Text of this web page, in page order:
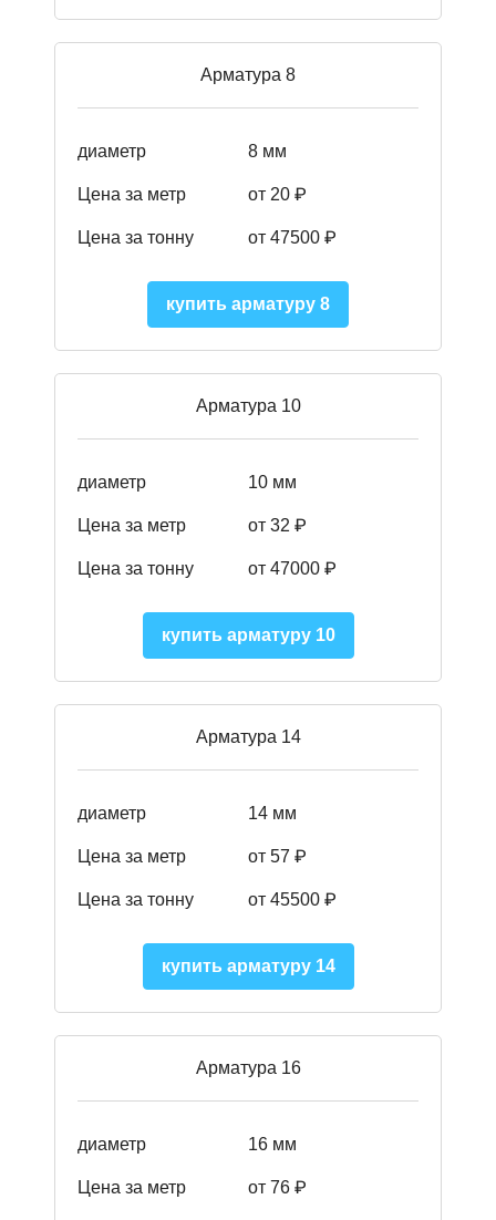
Арматура 8
диаметр 8 мм
Цена за метр от 20 ₽
Цена за тонну от 47500 ₽
купить арматуру 8
Арматура 10
диаметр 10 мм
Цена за метр от 32 ₽
Цена за тонну от 47000 ₽
купить арматуру 10
Арматура 14
диаметр 14 мм
Цена за метр от 57 ₽
Цена за тонну от 45500 ₽
купить арматуру 14
Арматура 16
диаметр 16 мм
Цена за метр от 76 ₽